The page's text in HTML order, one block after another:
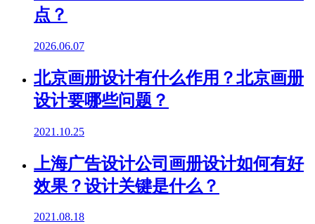
点？
2026.06.07
北京画册设计有什么作用？北京画册
设计要哪些问题？
2021.10.25
上海广告设计公司画册设计如何有好
效果？设计关键是什么？
2021.08.18